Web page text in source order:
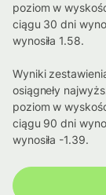
poziom w
ciągu 30 dni
wynosiła 1.58.
Wyniki
osiągneły
poziom w
ciągu 90 dni
wynosiła -1.39.